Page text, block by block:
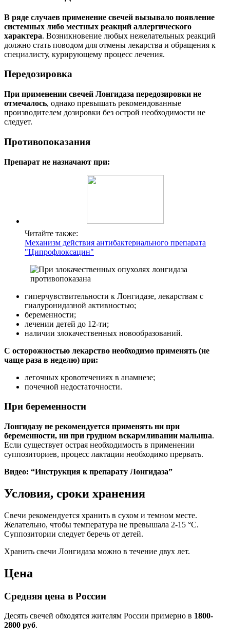
В ряде случаев применение свечей вызывало появление
системных либо местных реакций аллергического
характера. Возникновение любых нежелательных реакций
должно стать поводом для отмены лекарства и обращения к
специалисту, курирующему процесс лечения.
Передозировка
При применении свечей Лонгидаза передозировки не
отмечалось, однако превышать рекомендованные
производителем дозировки без острой необходимости не
следует.
Противопоказания
Препарат не назначают при:
Читайте также:
Механизм действия антибактериального препарата
"Ципрофлоксацин"
гиперчувствительности к Лонгидазе, лекарствам с
гиалуронидазной активностью;
беременности;
лечении детей до 12-ти;
наличии злокачественных новообразований.
С осторожностью лекарство необходимо применять (не
чаще раза в неделю) при:
легочных кровотечениях в анамнезе;
почечной недостаточности.
При беременности
Лонгидазу не рекомендуется применять ни при
беременности, ни при грудном вскармливании малыша.
Если существует острая необходимость в применении
суппозиториев, процесс лактации необходимо прервать.
Видео: “Инструкция к препарату Лонгидаза”
Условия, сроки хранения
Свечи рекомендуется хранить в сухом и темном месте.
Желательно, чтобы температура не превышала 2-15 °C.
Суппозитории следует беречь от детей.
Хранить свечи Лонгидаза можно в течение двух лет.
Цена
Средняя цена в России
Десять свечей обходятся жителям России примерно в 1800-
2800 руб.